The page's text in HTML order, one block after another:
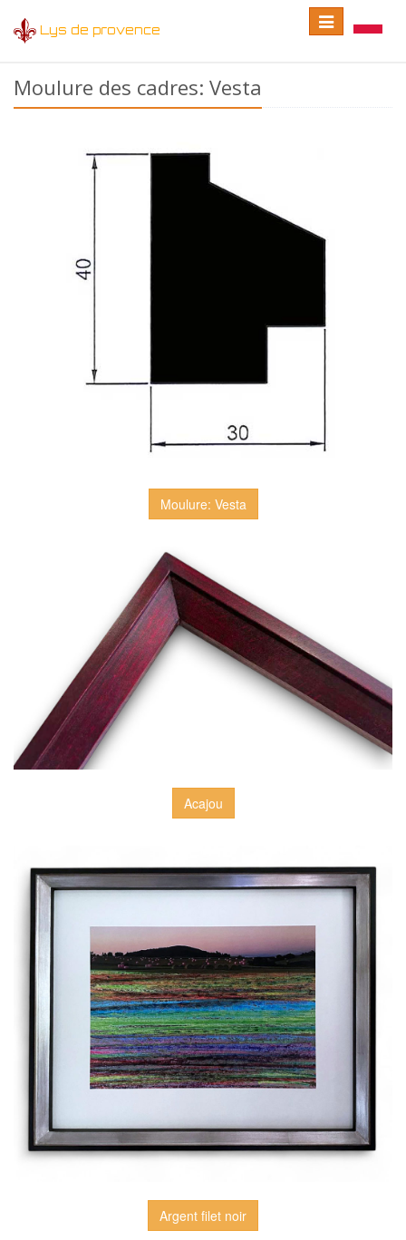
Lys de provence
Toggle
language
Toggle
navigation
Moulure des cadres: Vesta
Moulure: Vesta
Acajou
Argent filet noir